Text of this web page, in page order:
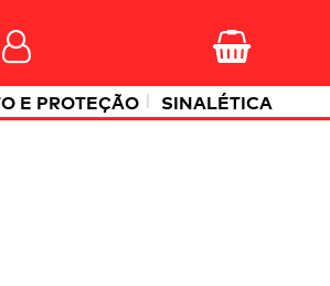
E PROTEÇÃO | SINALÉTICA